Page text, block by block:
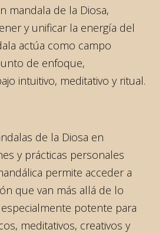
mandala de la Diosa,
y unificar la energía del
actúa como campo
de enfoque,
intuitivo, meditativo y ritual.
de la Diosa en
y prácticas personales
permite acceder a
que van más allá de lo
potente para
meditativos, creativos y